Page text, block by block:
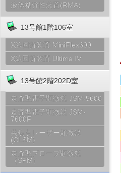
液体粘弾性装置(RMA)
13号館1階106室
X線回折装置 MiniFlex600
X線回折装置 Ultima IV
13号館2階202D室
走査型電子顕微鏡 JSM-5600
走査型電子顕微鏡 JSM-
7600F
共焦点レーザー顕微鏡
(CLSM)
走査型プローブ顕微鏡
（SPM）